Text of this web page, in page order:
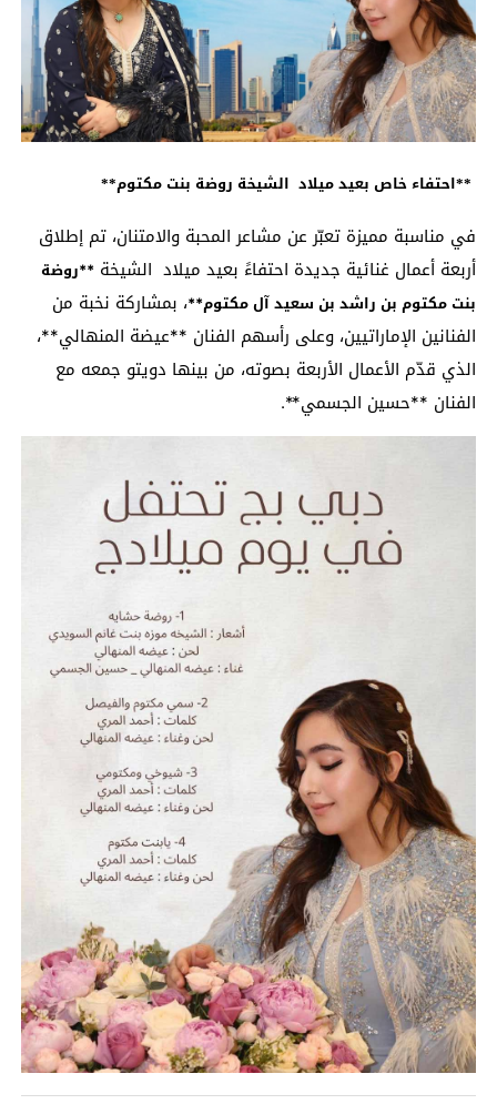
**احتفاء خاص بعيد ميلاد الشيخة روضة بنت مكتوم**
في مناسبة مميزة تعبّر عن مشاعر المحبة والامتنان، تم إطلاق
أربعة أعمال غنائية جديدة احتفاءً بعيد ميلاد الشيخة **روضة
بنت مكتوم بن راشد بن سعيد آل مكتوم**، بمشاركة نخبة من
الفنانين الإماراتيين، وعلى رأسهم الفنان **عيضة المنهالي**،
الذي قدّم الأعمال الأربعة بصوته، من بينها دويتو جمعه مع
الفنان **حسين الجسمي**.